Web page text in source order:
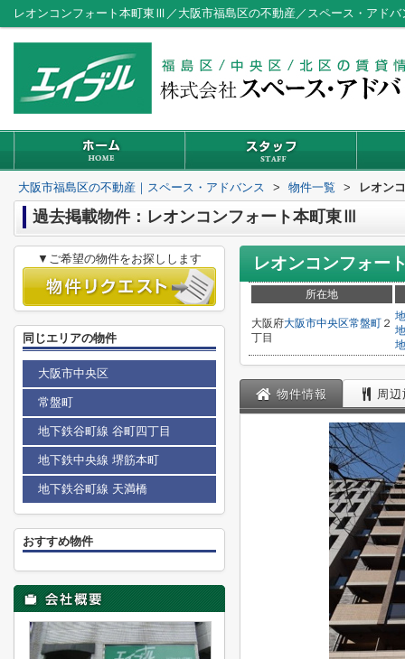
レオンコンフォート本町東Ⅲ／大阪市福島区の不動産／スペース・アドバ
大阪市福島区の不動産｜スペース・アドバンス > 物件一覧 > レオン
過去掲載物件：レオンコンフォート本町東Ⅲ
レオンコンフォー
所在地
大阪府大阪市中央区常盤町 ２
丁目
物件情報 周
▼ご希望の物件をお探しします
同じエリアの物件
大阪市中央区
常盤町
地下鉄谷町線 谷町四丁目
地下鉄中央線 堺筋本町
地下鉄谷町線 天満橋
おすすめ物件